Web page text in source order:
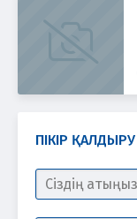
ПІКІР ҚАЛДЫРУ